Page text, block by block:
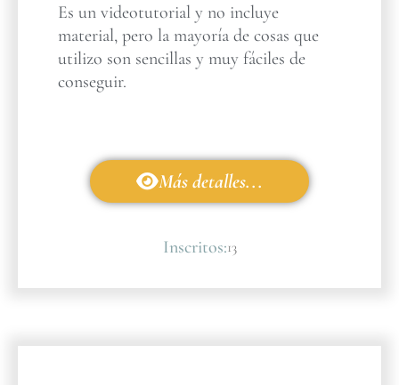
Es un videotutorial y no incluye
material, pero la mayoría de cosas que
utilizo son sencillas y muy fáciles de
conseguir.
Más detalles...
Inscritos:13